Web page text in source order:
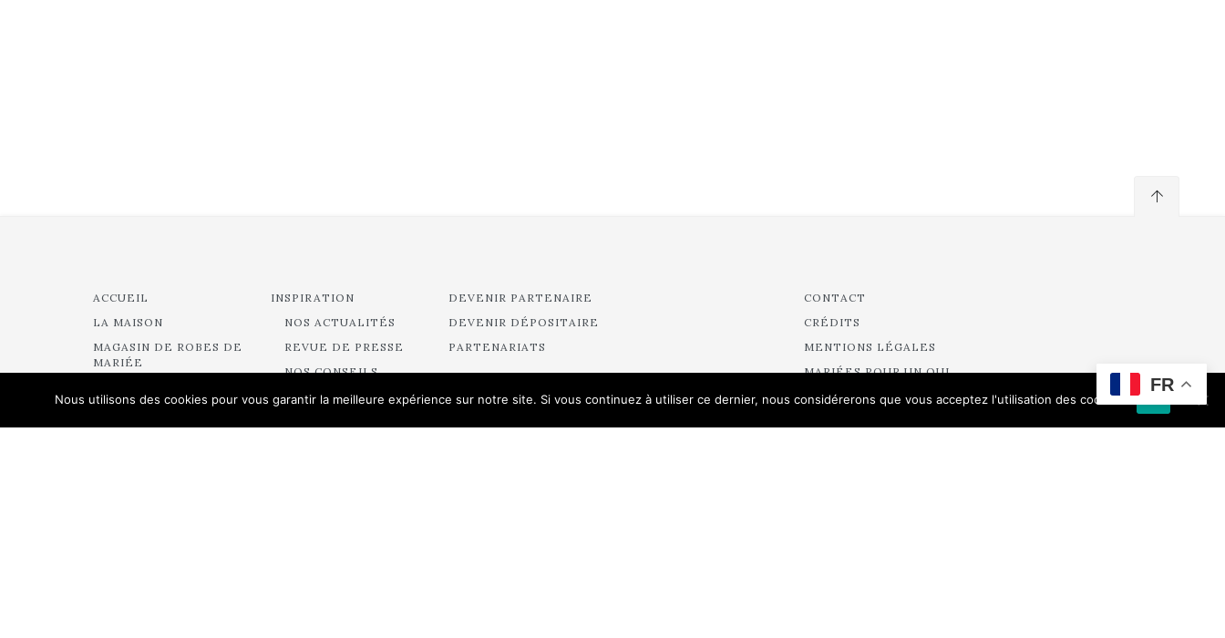
ACCUEIL
LA MAISON
MAGASIN DE ROBES DE
MARIÉE
RENDEZ-VOUS
INSPIRATION
NOS ACTUALITÉS
REVUE DE PRESSE
NOS CONSEILS
BACKSTAGE
DEVENIR PARTENAIRE
DEVENIR DÉPOSITAIRE
PARTENARIATS
CONTACT
CRÉDITS
MENTIONS LÉGALES
MARIÉES POUR UN OUI
MARIÉES DE PARIS
FR
Nous utilisons des cookies pour vous garantir la meilleure expérience sur notre site. Si vous continuez à utiliser ce dernier, nous considérerons que vous acceptez l'utilisation des cookies.